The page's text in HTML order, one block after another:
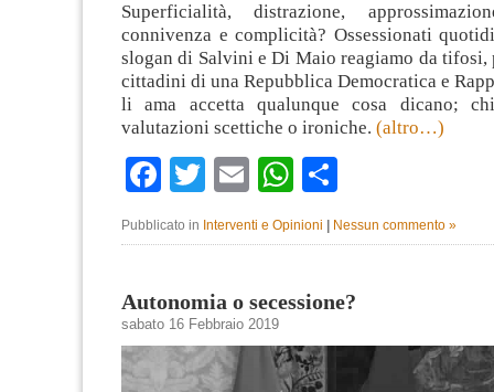
Superficialità, distrazione,
connivenza e complicità? Ossessionati
slogan di Salvini e Di Maio reagiamo da tifosi,
cittadini di una Repubblica Democratica e
li ama accetta qualunque cosa dicano;
valutazioni scettiche o ironiche. (altro…)
Facebook
TwitterEmailWhatsApp
Pubblicato in Interventi e Opinioni Nessun commento »
Autonomia o secessione?
sabato 16 Febbraio 2019